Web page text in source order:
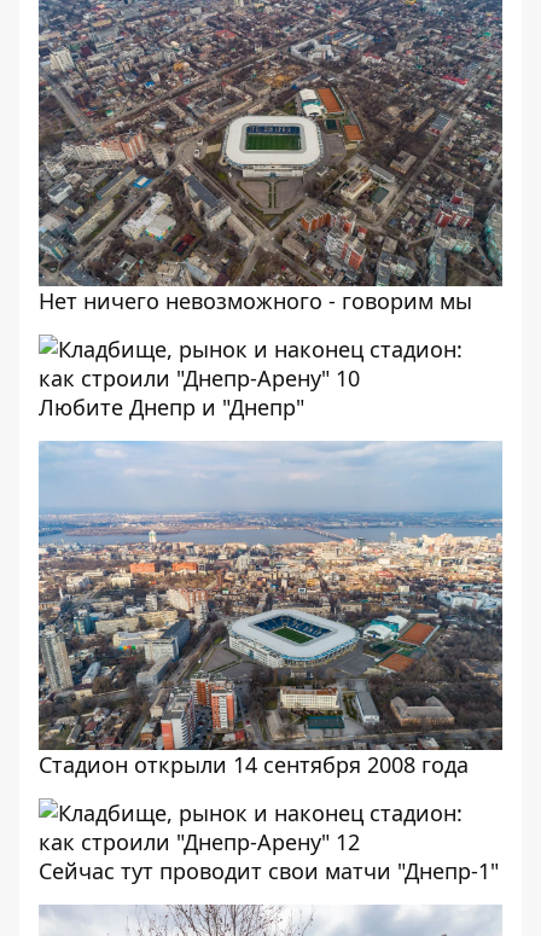
Нет ничего невозможного - говорим мы
Любите Днепр и "Днепр"
Стадион открыли 14 сентября 2008 года
Сейчас тут проводит свои матчи "Днепр-1"